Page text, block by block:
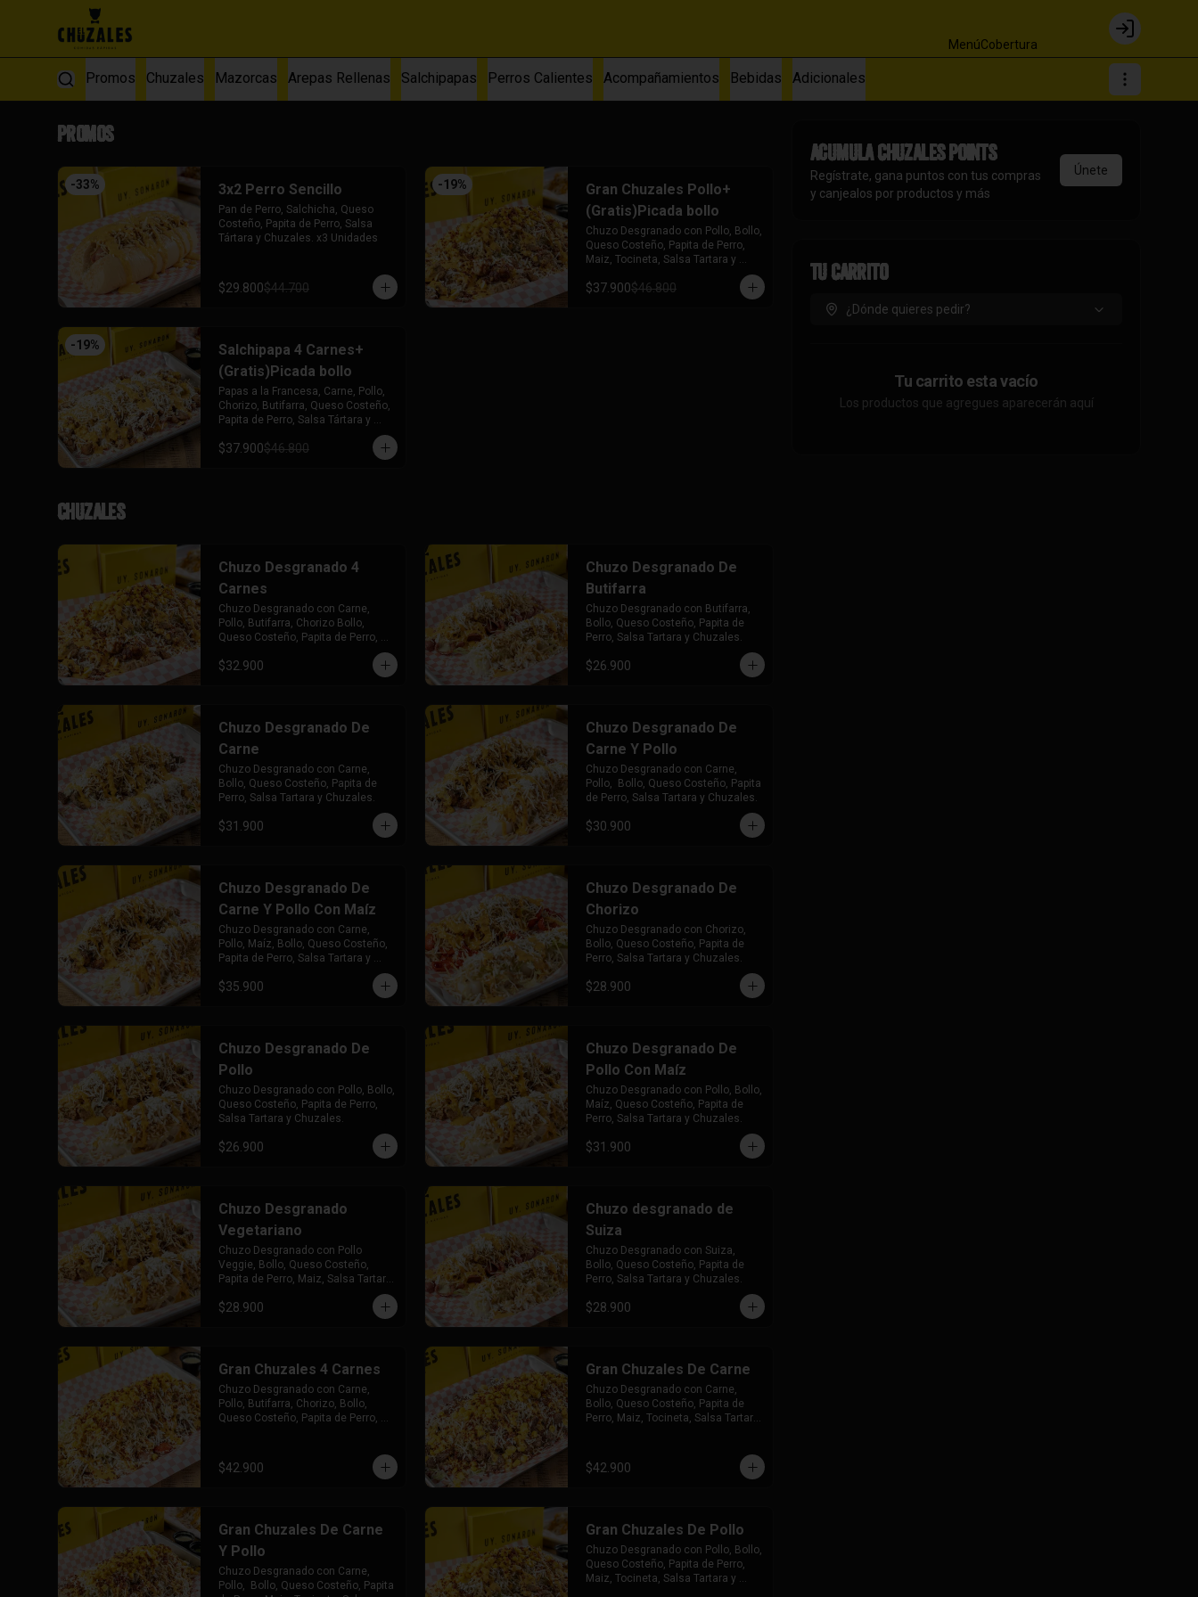
MenúCobertura
Login
Promos Chuzales Mazorcas Arepas Rellenas Salchipapas Perros Calientes Acompañamientos Bebidas Adicionales
Promos
-33% 3x2 Perro Sencillo
Pan de Perro, Salchicha, Queso
Costeño, Papita de Perro, Salsa
Tártara y Chuzales. x3 Unidades
$29.800$44.700
-19%
Gran Chuzales Pollo+
(Gratis)Picada bollo
Chuzo Desgranado con Pollo, Bollo,
Queso Costeño, Papita de Perro,
Maiz, Tocineta, Salsa Tartara y
Picada de Bollo (Gratis)
$37.900$46.800
-19%
Salchipapa 4 Carnes+
(Gratis)Picada bollo
Papas a la Francesa, Carne, Pollo,
Chorizo, Butifarra, Queso Costeño,
Papita de Perro, Salsa Tártara y
Picada de Bollo (Gratis)
$37.900$46.800
Chuzales
Chuzo Desgranado 4
Carnes
Chuzo Desgranado con Carne,
Pollo, Butifarra, Chorizo Bollo,
Queso Costeño, Papita de Perro,
$32.900
Chuzo Desgranado De
Butifarra
Chuzo Desgranado con Butifarra,
Bollo, Queso Costeño, Papita de
Perro, Salsa Tartara y Chuzales.
$26.900
Chuzo Desgranado De
Carne
Chuzo Desgranado con Carne,
Bollo, Queso Costeño, Papita de
Perro, Salsa Tartara y Chuzales.
$31.900
Chuzo Desgranado De
Carne Y Pollo
Chuzo Desgranado con Carne,
Pollo,  Bollo, Queso Costeño, Papita
de Perro, Salsa Tartara y Chuzales.
$30.900
Chuzo Desgranado De
Carne Y Pollo Con Maíz
Chuzo Desgranado con Carne,
Pollo, Maíz, Bollo, Queso Costeño,
Papita de Perro, Salsa Tartara y
$35.900
Chuzo Desgranado De
Chorizo
Chuzo Desgranado con Chorizo,
Bollo, Queso Costeño, Papita de
Perro, Salsa Tartara y Chuzales.
$28.900
Chuzo Desgranado De
Pollo
Chuzo Desgranado con Pollo, Bollo,
Queso Costeño, Papita de Perro,
Salsa Tartara y Chuzales.
$26.900
Chuzo Desgranado De
Pollo Con Maíz
Chuzo Desgranado con Pollo, Bollo,
Maíz, Queso Costeño, Papita de
Perro, Salsa Tartara y Chuzales.
$31.900
Chuzo Desgranado
Vegetariano
Chuzo Desgranado con Pollo
Veggie, Bollo, Queso Costeño,
Papita de Perro, Maiz, Salsa Tartara
$28.900
Chuzo desgranado de
Suiza
Chuzo Desgranado con Suiza,
Bollo, Queso Costeño, Papita de
Perro, Salsa Tartara y Chuzales.
$28.900
Gran Chuzales 4 Carnes
Chuzo Desgranado con Carne,
Pollo, Butifarra, Chorizo, Bollo,
Queso Costeño, Papita de Perro,
$42.900
Gran Chuzales De Carne
Chuzo Desgranado con Carne,
Bollo, Queso Costeño, Papita de
Perro, Maiz, Tocineta, Salsa Tartara
$42.900
Gran Chuzales De Carne
Y Pollo
Chuzo Desgranado con Carne,
Pollo,  Bollo, Queso Costeño, Papita
Gran Chuzales De Pollo
Chuzo Desgranado con Pollo, Bollo,
Queso Costeño, Papita de Perro,
Maiz, Tocineta, Salsa Tartara y
AcumulaChuzales Points
Regístrate, gana puntos con tus compras
y canjealos por productos y más
Únete
Tu Carrito
¿Dónde quieres pedir?
Tu carrito esta vacío
Los productos que agregues aparecerán aquí